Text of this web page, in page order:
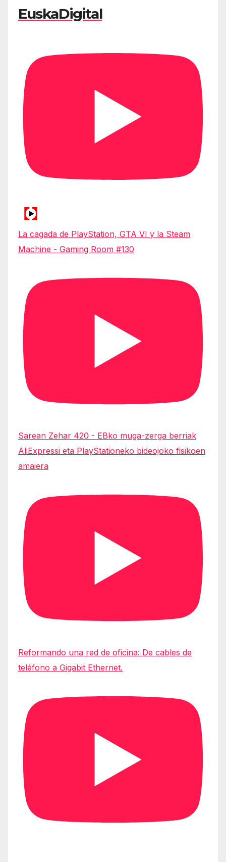
EuskaDigital
La cagada de PlayStation, GTA VI y la Steam
Machine - Gaming Room #130
Sarean Zehar 420 - EBko muga-zerga berriak
AliExpressi eta PlayStationeko bideojoko fisikoen
amaiera
Reformando una red de oficina: De cables de
teléfono a Gigabit Ethernet.